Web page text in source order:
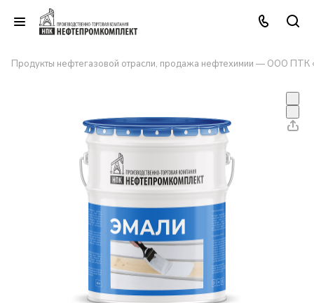
Продукты нефтегазовой отрасли, продажа нефтехимии — ООО ПТК